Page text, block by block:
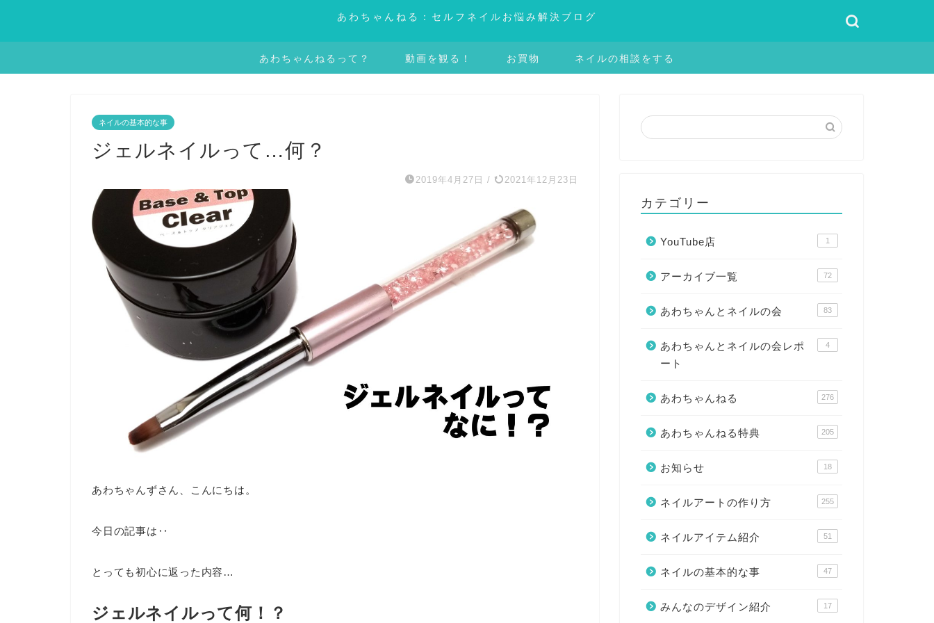
あわちゃんねる：セルフネイルお悩み解決ブログ
あわちゃんねるって？ 動画を観る！ お買物 ネイルの相談をする
ネイルの基本的な事
ジェルネイルって…何？
2019年4月27日 / 2021年12月23日
あわちゃんずさん、こんにちは。
今日の記事は‥
とっても初心に返った内容…
ジェルネイルって何！？
カテゴリー
YouTube店 1
アーカイブ一覧 72
あわちゃんとネイルの会 83
あわちゃんとネイルの会レポ
ート
4
あわちゃんねる 276
あわちゃんねる特典 205
お知らせ 18
ネイルアートの作り方 255
ネイルアイテム紹介 51
ネイルの基本的な事 47
みんなのデザイン紹介 17